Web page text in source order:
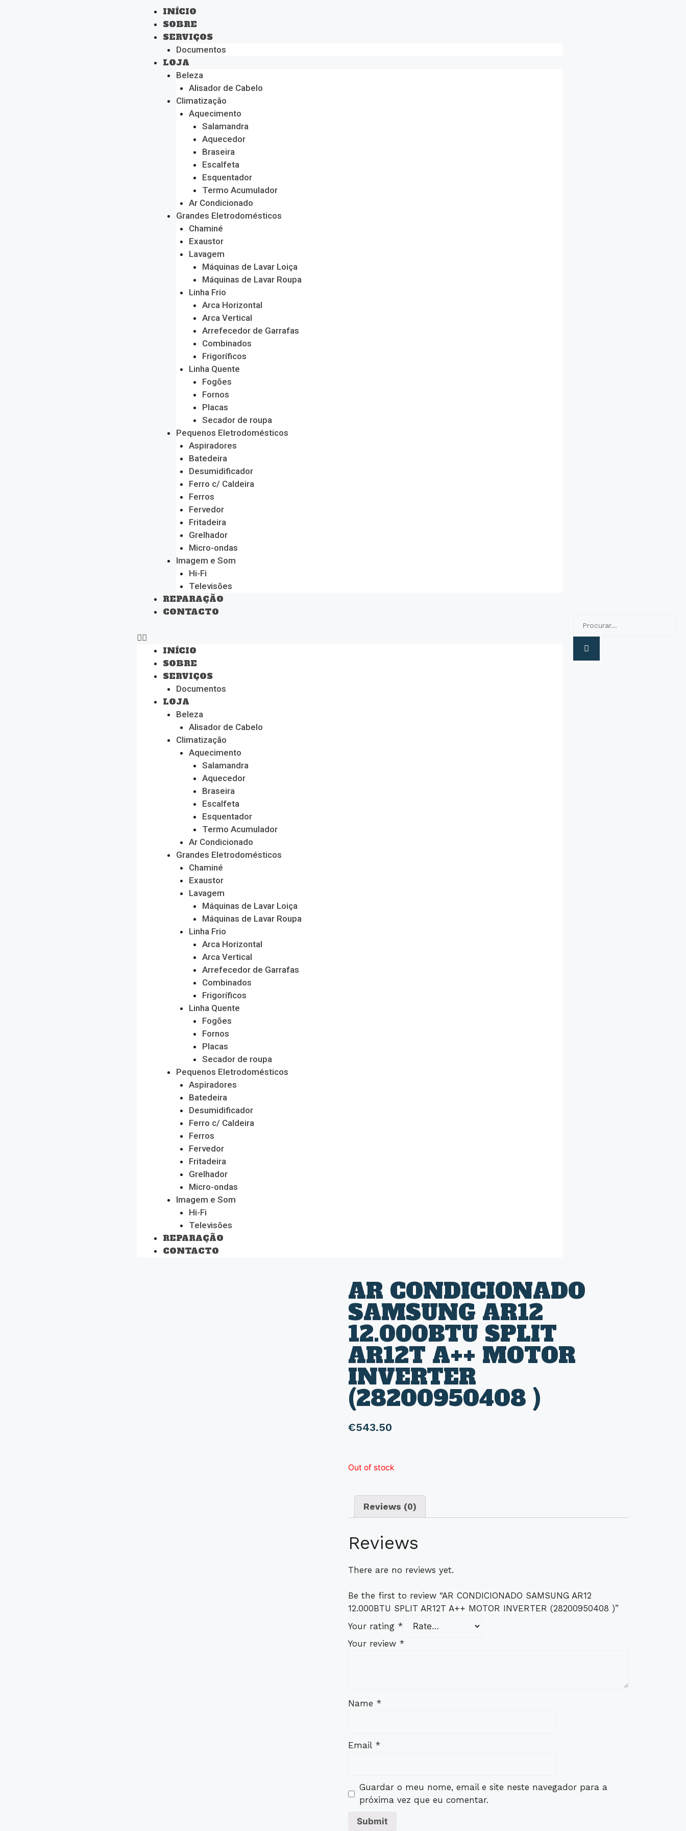
INÍCIO
SOBRE
SERVIÇOS
Documentos
LOJA
Beleza
Alisador de Cabelo
Climatização
Aquecimento
Salamandra
Aquecedor
Braseira
Escalfeta
Esquentador
Termo Acumulador
Ar Condicionado
Grandes Eletrodomésticos
Chaminé
Exaustor
Lavagem
Máquinas de Lavar Loiça
Máquinas de Lavar Roupa
Linha Frio
Arca Horizontal
Arca Vertical
Arrefecedor de Garrafas
Combinados
Frigoríficos
Linha Quente
Fogões
Fornos
Placas
Secador de roupa
Pequenos Eletrodomésticos
Aspiradores
Batedeira
Desumidificador
Ferro c/ Caldeira
Ferros
Fervedor
Fritadeira
Grelhador
Micro-ondas
Imagem e Som
Hi-Fi
Televisões
REPARAÇÃO
CONTACTO
INÍCIO
SOBRE
SERVIÇOS
Documentos
LOJA
Beleza
Alisador de Cabelo
Climatização
Aquecimento
Salamandra
Aquecedor
Braseira
Escalfeta
Esquentador
Termo Acumulador
Ar Condicionado
Grandes Eletrodomésticos
Chaminé
Exaustor
Lavagem
Máquinas de Lavar Loiça
Máquinas de Lavar Roupa
Linha Frio
Arca Horizontal
Arca Vertical
Arrefecedor de Garrafas
Combinados
Frigoríficos
Linha Quente
Fogões
Fornos
Placas
Secador de roupa
Pequenos Eletrodomésticos
Aspiradores
Batedeira
Desumidificador
Ferro c/ Caldeira
Ferros
Fervedor
Fritadeira
Grelhador
Micro-ondas
Imagem e Som
Hi-Fi
Televisões
REPARAÇÃO
CONTACTO
AR CONDICIONADO
SAMSUNG AR12
12.000BTU SPLIT
AR12T A++ MOTOR
INVERTER
(28200950408 )
€543.50
Out of stock
Reviews (0)
Reviews
There are no reviews yet.
Be the first to review “AR CONDICIONADO SAMSUNG AR12
12.000BTU SPLIT AR12T A++ MOTOR INVERTER (28200950408 )”
Your rating *
Your review *
Name *
Email *
Guardar o meu nome, email e site neste navegador para a
próxima vez que eu comentar.